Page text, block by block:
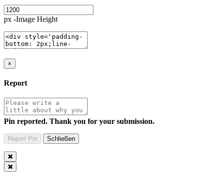
px -Image Height
×
Report
Pin reported. Thank you for your submission.